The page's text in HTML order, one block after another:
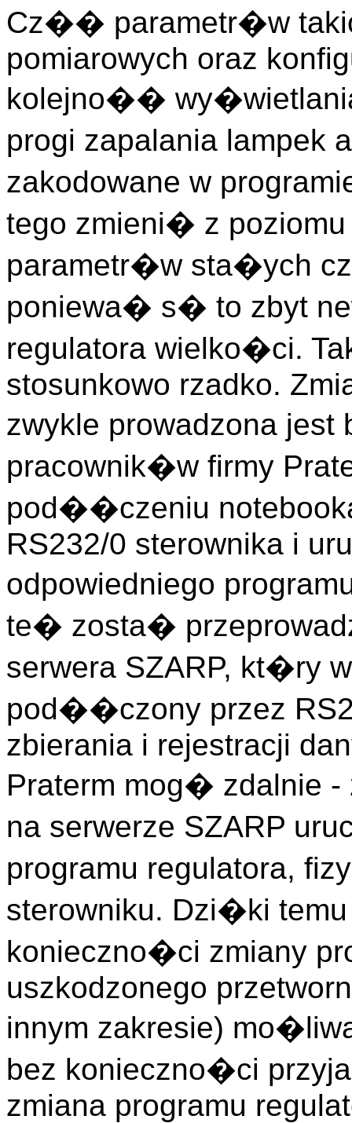
Cz�� parametr�w
pomiarowych oraz
kolejno��
progi zapalania lampek
zakodowane w
tego zmieni� z
parametr�w sta�ych
poniewa� s� to zbyt
regulatora wielko�ci.
stosunkowo rzadko.
zwykle prowadzona
pracownik�w firmy
pod��czeniu
RS232/0 sterownika i
odpowiedniego
te� zosta�
serwera SZARP, kt�ry
pod��czony przez
zbierania i rejestracji
Praterm mog� zdalnie -
na serwerze SZARP
programu regulatora,
sterowniku. Dzi�ki
konieczno�ci zmiany
uszkodzonego
innym zakresie)
bez konieczno�ci
zmiana programu